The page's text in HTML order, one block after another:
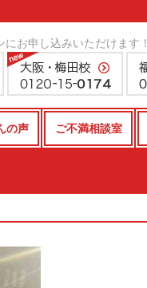
お申し込みいただけます！
の声 ご不満相談室